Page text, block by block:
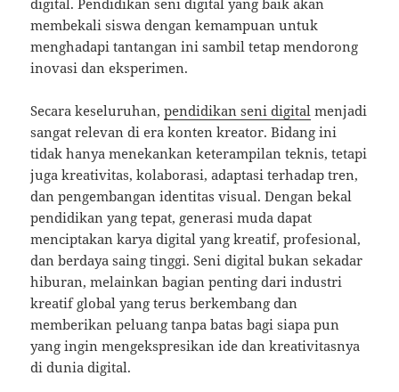
digital. Pendidikan seni digital yang baik akan
membekali siswa dengan kemampuan untuk
menghadapi tantangan ini sambil tetap mendorong
inovasi dan eksperimen.
Secara keseluruhan,pendidikan seni digital menjadi
sangat relevan di era konten kreator. Bidang ini
tidak hanya menekankan keterampilan teknis, tetapi
juga kreativitas, kolaborasi, adaptasi terhadap tren,
dan pengembangan identitas visual. Dengan bekal
pendidikan yang tepat, generasi muda dapat
menciptakan karya digital yang kreatif, profesional,
dan berdaya saing tinggi. Seni digital bukan sekadar
hiburan, melainkan bagian penting dari industri
kreatif global yang terus berkembang dan
memberikan peluang tanpa batas bagi siapa pun
yang ingin mengekspresikan ide dan kreativitasnya
di dunia digital.